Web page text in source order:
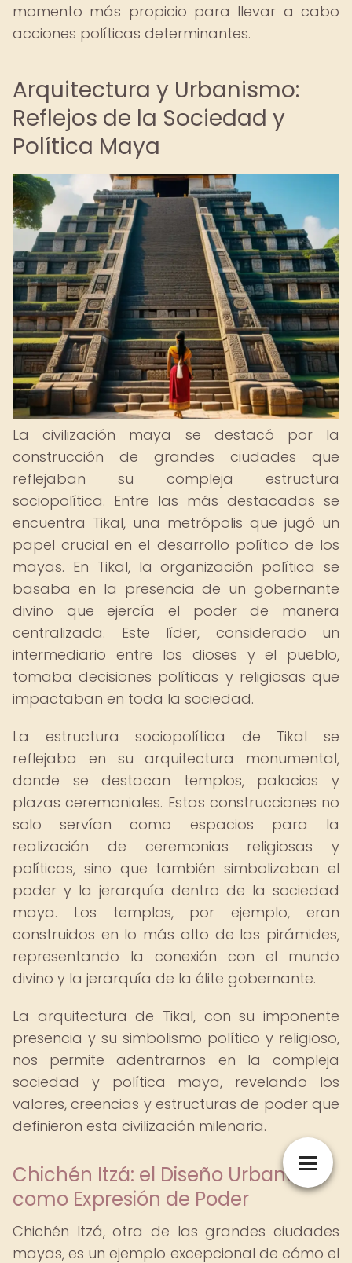
momento más propicio para llevar a cabo
acciones políticas determinantes.
Arquitectura y Urbanismo:
Reflejos de la Sociedad y
Política Maya
La civilización maya se destacó por la
construcción de grandes ciudades que
reflejaban su compleja estructura
sociopolítica. Entre las más destacadas se
encuentra Tikal, una metrópolis que jugó un
papel crucial en el desarrollo político de los
mayas. En Tikal, la organización política se
basaba en la presencia de un gobernante
divino que ejercía el poder de manera
centralizada. Este líder, considerado un
intermediario entre los dioses y el pueblo,
tomaba decisiones políticas y religiosas que
impactaban en toda la sociedad.
La estructura sociopolítica de Tikal se
reflejaba en su arquitectura monumental,
donde se destacan templos, palacios y
plazas ceremoniales. Estas construcciones no
solo servían como espacios para la
realización de ceremonias religiosas y
políticas, sino que también simbolizaban el
poder y la jerarquía dentro de la sociedad
maya. Los templos, por ejemplo, eran
construidos en lo más alto de las pirámides,
representando la conexión con el mundo
divino y la jerarquía de la élite gobernante.
La arquitectura de Tikal, con su imponente
presencia y su simbolismo político y religioso,
nos permite adentrarnos en la compleja
sociedad y política maya, revelando los
valores, creencias y estructuras de poder que
definieron esta civilización milenaria.
Chichén Itzá: el Diseño Urbano
como Expresión de Poder
Chichén Itzá, otra de las grandes ciudades
mayas, es un ejemplo excepcional de cómo el